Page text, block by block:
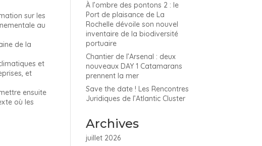
sur les
au
de la
et
et
ensuite
où les
À l’ombre des pontons 2 : le
Port de plaisance de La
Rochelle dévoile son nouvel
inventaire de la biodiversité
portuaire
Chantier de l’Arsenal : deux
nouveaux DAY 1 Catamarans
prennent la mer
Save the date ! Les Rencontres
Juridiques de l’Atlantic Cluster
Archives
juillet 2026